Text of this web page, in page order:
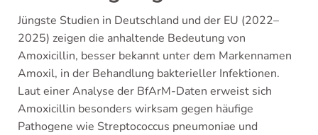
Jüngste Studien in Deutschland und der EU (2022–
2025) zeigen die anhaltende Bedeutung von
Amoxicillin, besser bekannt unter dem Markennamen
Amoxil, in der Behandlung bakterieller Infektionen.
Laut einer Analyse der BfArM-Daten erweist sich
Amoxicillin besonders wirksam gegen häufige
Pathogene wie Streptococcus pneumoniae und